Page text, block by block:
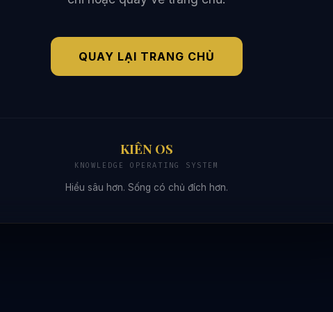
QUAY LẠI TRANG CHỦ
KIÊN OS
KNOWLEDGE OPERATING SYSTEM
Hiểu sâu hơn. Sống có chủ đích hơn.